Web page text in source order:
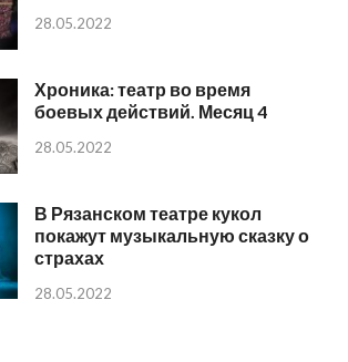
28.05.2022
Хроника: театр во время
боевых действий. Месяц 4
28.05.2022
В Рязанском театре кукол
покажут музыкальную сказку о
страхах
28.05.2022